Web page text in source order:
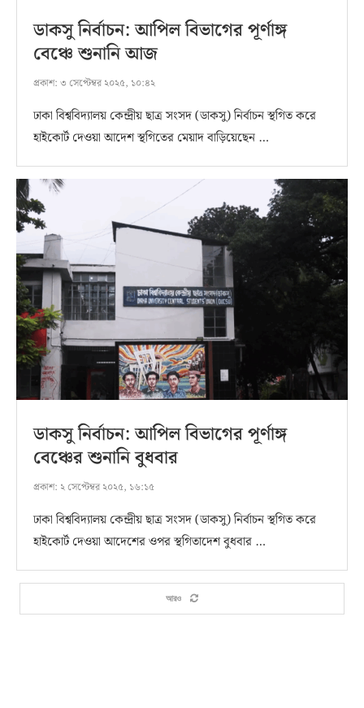
ডাকসু নির্বাচন: আপিল বিভাগের পূর্ণাঙ্গ
বেঞ্চে শুনানি আজ
প্রকাশ: ৩ সেপ্টেম্বর ২০২৫, ১০:৪২
ঢাকা বিশ্ববিদ্যালয় কেন্দ্রীয় ছাত্র সংসদ (ডাকসু) নির্বাচন স্থগিত করে
হাইকোর্ট দেওয়া আদেশ স্থগিতের মেয়াদ বাড়িয়েছেন …
ডাকসু নির্বাচন: আপিল বিভাগের পূর্ণাঙ্গ
বেঞ্চের শুনানি বুধবার
প্রকাশ: ২ সেপ্টেম্বর ২০২৫, ১৬:১৫
ঢাকা বিশ্ববিদ্যালয় কেন্দ্রীয় ছাত্র সংসদ (ডাকসু) নির্বাচন স্থগিত করে
হাইকোর্ট দেওয়া আদেশের ওপর স্থগিতাদেশ বুধবার …
আরও